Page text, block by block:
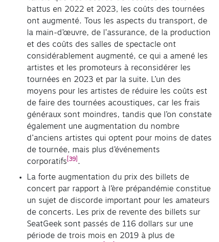
battus en 2022 et 2023, les coûts des tournées
ont augmenté. Tous les aspects du transport, de
la main-d’œuvre, de l’assurance, de la production
et des coûts des salles de spectacle ont
considérablement augmenté, ce qui a amené les
artistes et les promoteurs à reconsidérer les
tournées en 2023 et par la suite. L’un des
moyens pour les artistes de réduire les coûts est
de faire des tournées acoustiques, car les frais
généraux sont moindres, tandis que l’on constate
également une augmentation du nombre
d’anciens artistes qui optent pour moins de dates
de tournée, mais plus d’événements
corporatifs [39] .
La forte augmentation du prix des billets de
concert par rapport à l’ère prépandémie constitue
un sujet de discorde important pour les amateurs
de concerts. Les prix de revente des billets sur
SeatGeek sont passés de 116 dollars sur une
période de trois mois en 2019 à plus de